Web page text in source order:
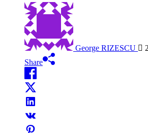
George RIZESCU
Share